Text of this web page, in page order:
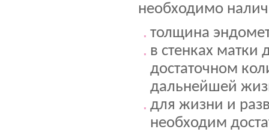
необходимо
толщина
в стенках матки
достаточном
дальнейшей
для жизни и
необходим